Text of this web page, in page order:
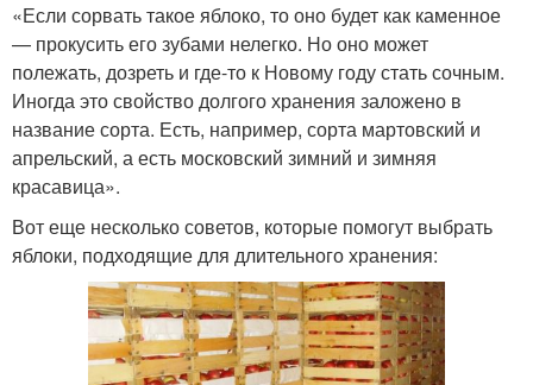
«Если сорвать такое яблоко, то оно будет как каменное
— прокусить его зубами нелегко. Но оно может
полежать, дозреть и где-то к Новому году стать сочным.
Иногда это свойство долгого хранения заложено в
название сорта. Есть, например, сорта мартовский и
апрельский, а есть московский зимний и зимняя
красавица».
Вот еще несколько советов, которые помогут выбрать
яблоки, подходящие для длительного хранения: